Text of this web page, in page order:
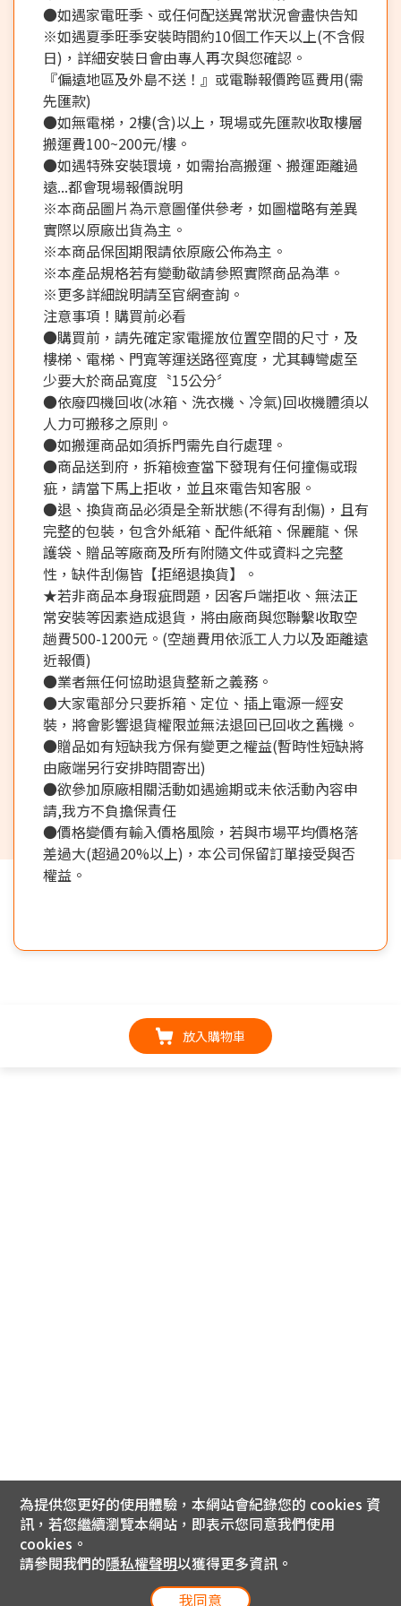
●如遇家電旺季、或任何配送異常狀況會盡快告知
※如遇夏季旺季安裝時間約10個工作天以上(不含假
日)，詳細安裝日會由專人再次與您確認。
『偏遠地區及外島不送！』或電聯報價跨區費用(需
先匯款)
●如無電梯，2樓(含)以上，現場或先匯款收取樓層
搬運費100~200元/樓。
●如遇特殊安裝環境，如需抬高搬運、搬運距離過
遠...都會現場報價說明
※本商品圖片為示意圖僅供參考，如圖檔略有差異
實際以原廠出貨為主。
※本商品保固期限請依原廠公佈為主。
※本產品規格若有變動敬請參照實際商品為準。
※更多詳細說明請至官網查詢。
注意事項！購買前必看
●購買前，請先確定家電擺放位置空間的尺寸，及
樓梯、電梯、門寬等運送路徑寬度，尤其轉彎處至
少要大於商品寬度〝15公分〞
●依廢四機回收(冰箱、洗衣機、冷氣)回收機體須以
人力可搬移之原則。
●如搬運商品如須拆門需先自行處理。
●商品送到府，拆箱檢查當下發現有任何撞傷或瑕
疵，請當下馬上拒收，並且來電告知客服。
●退、換貨商品必須是全新狀態(不得有刮傷)，且有
完整的包裝，包含外紙箱、配件紙箱、保麗龍、保
護袋、贈品等廠商及所有附隨文件或資料之完整
性，缺件刮傷皆【拒絕退換貨】。
★若非商品本身瑕疵問題，因客戶端拒收、無法正
常安裝等因素造成退貨，將由廠商與您聯繫收取空
趟費500-1200元。(空趟費用依派工人力以及距離遠
近報價)
●業者無任何協助退貨整新之義務。
●大家電部分只要拆箱、定位、插上電源一經安
裝，將會影響退貨權限並無法退回已回收之舊機。
●贈品如有短缺我方保有變更之權益(暫時性短缺將
由廠端另行安排時間寄出)
●欲參加原廠相關活動如遇逾期或未依活動內容申
請,我方不負擔保責任
●價格變價有輸入價格風險，若與市場平均價格落
差過大(超過20%以上)，本公司保留訂單接受與否
權益。
放入購物車
為提供您更好的使用體驗，本網站會紀錄您的 cookies 資
訊，若您繼續瀏覽本網站，即表示您同意我們使用
cookies。
請參閱我們的隱私權聲明以獲得更多資訊。
我同意